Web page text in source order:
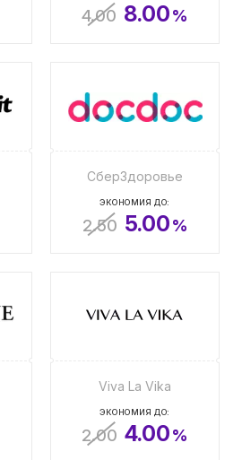
4.00 8.00%
СберЗдоровье
ЭКОНОМИЯ ДО:
2.50 5.00%
Viva La Vika
ЭКОНОМИЯ ДО:
2.00 4.00%